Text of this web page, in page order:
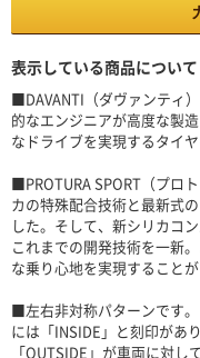
表示している商品について
■DAVANTI（ダヴァンティ
的なエンジニアが高度な製
なドライブを実現するタイ
■PROTURA SPORT（プロ
カの特殊配合技術と最新式
した。そして、新シリカコ
これまでの開発技術を一新
な乗り心地を実現することが
■左右非対称パターンです
には「INSIDE」と刻印があり
「OUTSIDE」が車両に対し